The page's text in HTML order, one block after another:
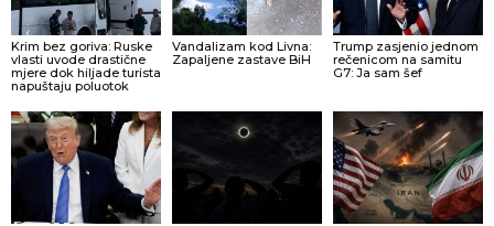
Krim bez goriva: Ruske
vlasti uvode drastične
mjere dok hiljade turista
napuštaju poluotok
Vandalizam kod Livna:
Zapaljene zastave BiH
Trump zasjenio jednom
rečenicom na samitu
G7: Ja sam šef